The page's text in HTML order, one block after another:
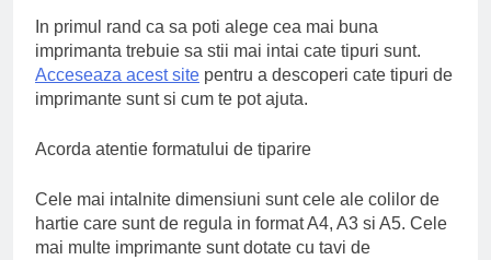
In primul rand ca sa poti alege cea mai buna
imprimanta trebuie sa stii mai intai cate tipuri sunt.
Acceseaza acest site pentru a descoperi cate tipuri de
imprimante sunt si cum te pot ajuta.
Acorda atentie formatului de tiparire
Cele mai intalnite dimensiuni sunt cele ale colilor de
hartie care sunt de regula in format A4, A3 si A5. Cele
mai multe imprimante sunt dotate cu tavi de